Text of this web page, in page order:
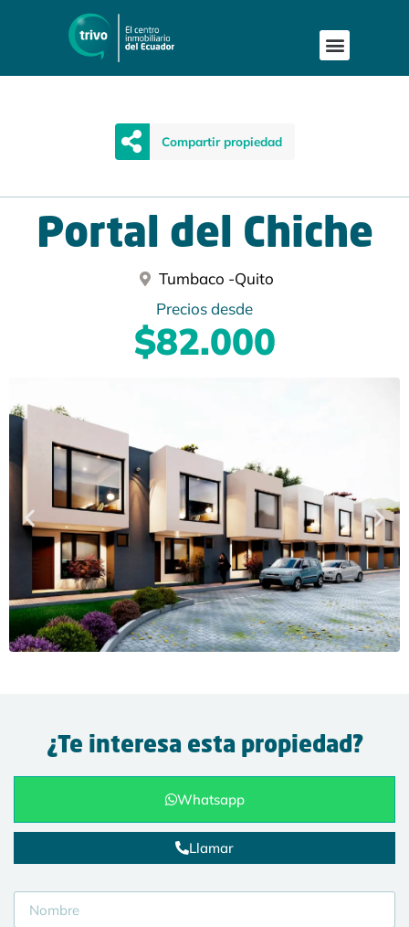
Compartir propiedad
Portal del Chiche
Tumbaco -Quito
Precios desde
$82.000
¿Te interesa esta propiedad?
Whatsapp
Llamar